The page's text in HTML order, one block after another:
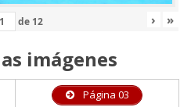
de 12 › »
imágenes
Página 03